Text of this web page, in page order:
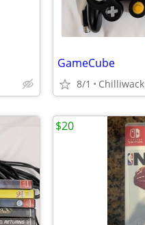
GameCube
8/1 Chilliwack
$20